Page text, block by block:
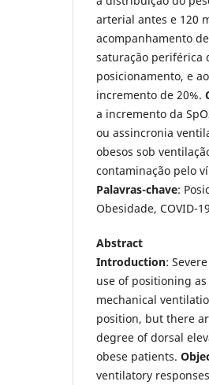
arterial antes e 120
acompanhamento
saturação periférica
posicionamento, e
incremento de 20%.
a incremento da
ou assincronia
obesos sob
contaminação pelo
Palavras-chave:
Obesidade, COVID-
Abstract
Introduction:
use of positioning
mechanical
position, but there
degree of dorsal
obese patients.
ventilatory